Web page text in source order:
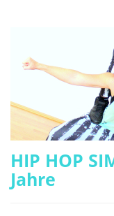
HIP HOP
Jahre